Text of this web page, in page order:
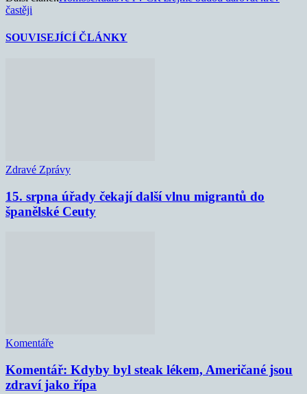
častěji
SOUVISEJÍCÍ ČLÁNKY
Zdravé Zprávy
15. srpna úřady čekají další vlnu migrantů do
španělské Ceuty
Komentáře
Komentář: Kdyby byl steak lékem, Američané jsou
zdraví jako řípa